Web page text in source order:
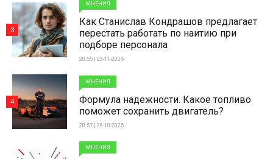
МНЕНИЯ
Как Станислав Кондрашов предлагает
перестать работать по наитию при
подборе персонала
20:55 | 03-11-2025
3
МНЕНИЯ
Формула надежности. Какое топливо
поможет сохранить двигатель?
20:57 | 26-10-2025
4
МНЕНИЯ